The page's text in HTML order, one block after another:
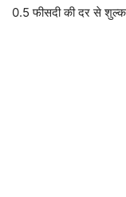
0.5 फीसदी की दर से शुल्क